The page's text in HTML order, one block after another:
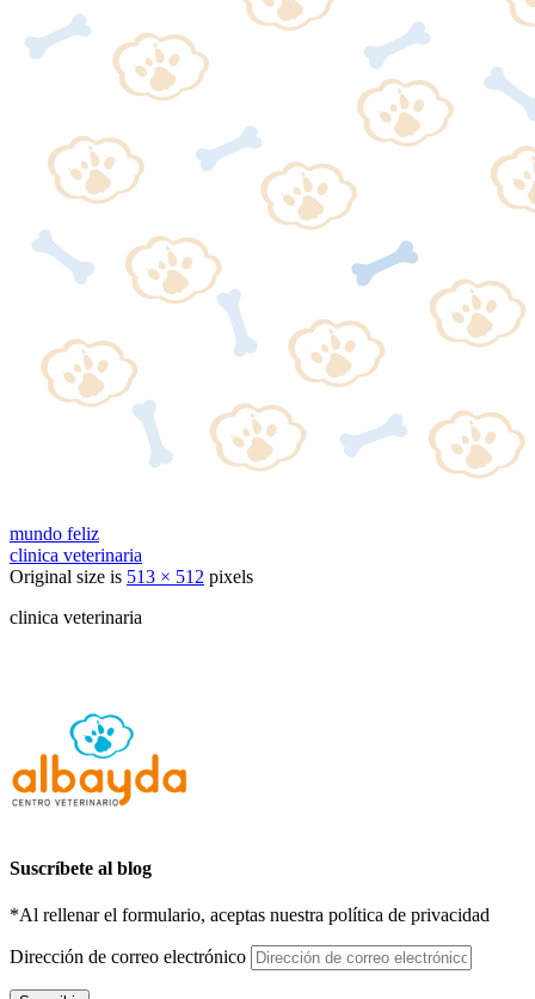
mundo feliz
clinica veterinaria
Original size is 513 × 512 pixels
clinica veterinaria
Suscríbete al blog
*Al rellenar el formulario, aceptas nuestra política de privacidad
Dirección de correo electrónico